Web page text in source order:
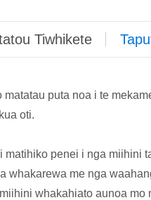
Tiwhikete
puta noa i te
oti.
matihiko penei i nga
whakarewa me nga
whakahiato aunoa